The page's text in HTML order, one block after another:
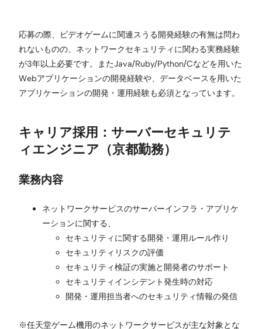
応募の際、ビデオゲームに関連スうる開発経験の有無は問わ
れないものの、ネットワークセキュリティに関わる実務経験
が3年以上必要です。またJava/Ruby/Python/Cなどを用いた
Webアプリケーションの開発経験や、データベースを用いた
アプリケーションの開発・運用経験も必須となっています。
キャリア採用：サーバーセキュリテ
ィエンジニア（京都勤務）
業務内容
ネットワークサービスのサーバーインフラ・アプリケ
ーションに関する、
セキュリティに関する開発・運用ルール作り
セキュリティリスクの評価
セキュリティ検証の実施と開発者のサポート
セキュリティインシデント発生時の対応
開発・運用担当者へのセキュリティ情報の発信
※任天堂ゲーム機用のネットワークサービスが主な対象とな